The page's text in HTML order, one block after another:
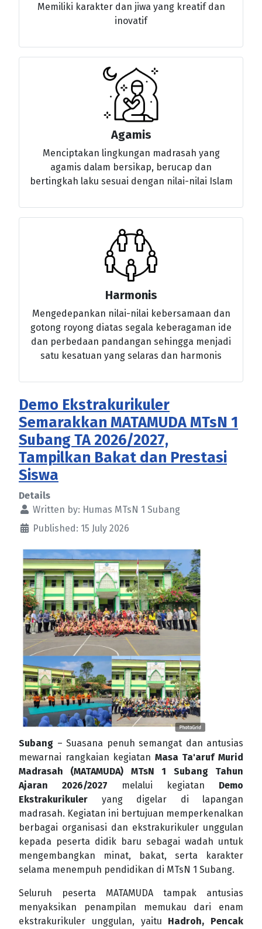
Memiliki karakter dan jiwa yang kreatif dan
inovatif
Agamis
Menciptakan lingkungan madrasah yang
agamis dalam bersikap, berucap dan
bertingkah laku sesuai dengan nilai-nilai Islam
Harmonis
Mengedepankan nilai-nilai kebersamaan dan
gotong royong diatas segala keberagaman ide
dan perbedaan pandangan sehingga menjadi
satu kesatuan yang selaras dan harmonis
Demo Ekstrakurikuler
Semarakkan MATAMUDA MTsN 1
Subang TA 2026/2027,
Tampilkan Bakat dan Prestasi
Siswa
Details
Written by: Humas MTsN 1 Subang
Published: 15 July 2026
Subang – Suasana penuh semangat dan antusias
mewarnai rangkaian kegiatan Masa Ta'aruf Murid
Madrasah (MATAMUDA) MTsN 1 Subang Tahun
Ajaran 2026/2027 melalui kegiatan Demo
Ekstrakurikuler yang digelar di lapangan
madrasah. Kegiatan ini bertujuan memperkenalkan
berbagai organisasi dan ekstrakurikuler unggulan
kepada peserta didik baru sebagai wadah untuk
mengembangkan minat, bakat, serta karakter
selama menempuh pendidikan di MTsN 1 Subang.
Seluruh peserta MATAMUDA tampak antusias
menyaksikan penampilan memukau dari enam
ekstrakurikuler unggulan, yaitu Hadroh, Pencak